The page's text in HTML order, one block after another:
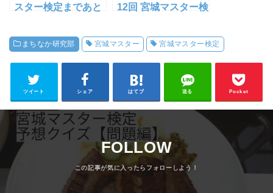
スター検定まであと
でどう過ごす！？
【宮城マスター一直
線】
12回 宮城マスター検
る
まちなか研究部 宮城マスター 宮城マスター検定
ツイート シェア はてブ 送る Pocket
FOLLOW